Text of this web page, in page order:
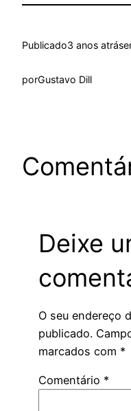
Publicado3 anos atrás
porGustavo Dill
Deixe
O seu endereço
publicado.
marcados com *
Comentário *